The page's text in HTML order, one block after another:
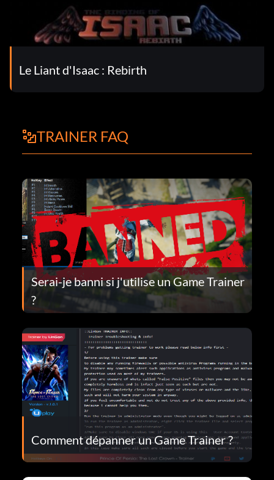
Le Liant d'Isaac : Rebirth
TRAINER FAQ
Serai-je banni si j'utilise un Game Trainer
?
Comment dépanner un Game Trainer ?